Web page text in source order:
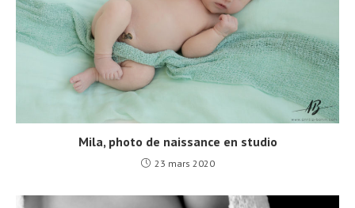
Mila, photo de naissance en studio
23 mars 2020